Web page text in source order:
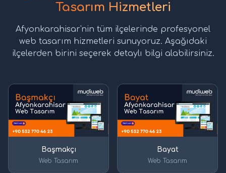
Tasarım Hizmetleri
Afyonkarahisar'nin tüm ilçelerinde profesyonel
web tasarım hizmetleri sunuyoruz. Aşağıdaki
ilçelerden birini seçerek detaylı bilgi alabilirsiniz.
Başmakçı
Web Tasarım
Bayat
Web Tasarım